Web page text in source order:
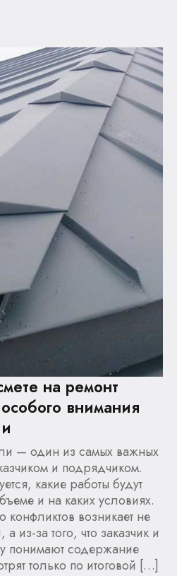
на ремонт
внимания
— один из самых важных
и подрядчиком.
какие работы будут
и на каких условиях.
возникает не
из-за того, что заказчик и
понимают содержание
только по итоговой […]